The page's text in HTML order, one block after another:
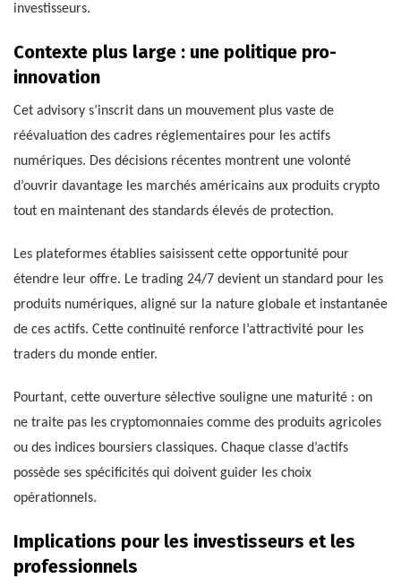
investisseurs.
Contexte plus large : une politique pro-
innovation
Cet advisory s’inscrit dans un mouvement plus vaste de
réévaluation des cadres réglementaires pour les actifs
numériques. Des décisions récentes montrent une volonté
d’ouvrir davantage les marchés américains aux produits crypto
tout en maintenant des standards élevés de protection.
Les plateformes établies saisissent cette opportunité pour
étendre leur offre. Le trading 24/7 devient un standard pour les
produits numériques, aligné sur la nature globale et instantanée
de ces actifs. Cette continuité renforce l’attractivité pour les
traders du monde entier.
Pourtant, cette ouverture sélective souligne une maturité : on
ne traite pas les cryptomonnaies comme des produits agricoles
ou des indices boursiers classiques. Chaque classe d’actifs
possède ses spécificités qui doivent guider les choix
opérationnels.
Implications pour les investisseurs et les
professionnels